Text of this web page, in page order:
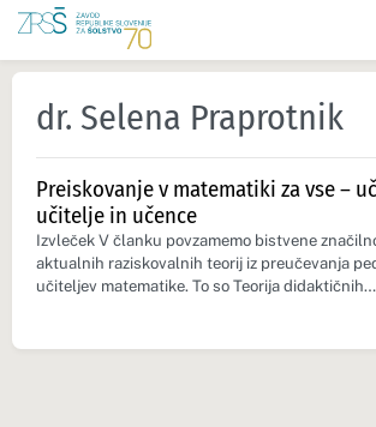
dr. Selena Praprotnik
Preiskovanje v matematiki za vse –
učitelje in učence
Izvleček V članku povzamemo bistvene
aktualnih raziskovalnih teorij iz preučevanja
učiteljev matematike. To so Teorija didaktičnih…